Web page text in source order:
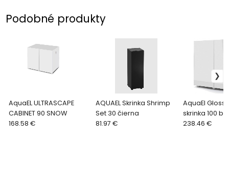
Podobné produkty
AquaEL ULTRASCAPE
CABINET 90 SNOW
168.58 €
AQUAEL Skrinka Shrimp
Set 30 čierna
81.97 €
AquaEl
skrinka 100
238.46 €